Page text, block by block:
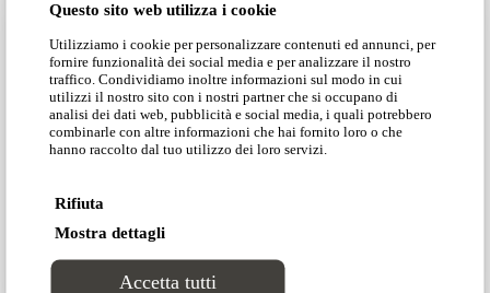
Questo sito web utilizza i cookie
Utilizziamo i cookie per personalizzare contenuti ed annunci, per
fornire funzionalità dei social media e per analizzare il nostro
traffico. Condividiamo inoltre informazioni sul modo in cui
utilizzi il nostro sito con i nostri partner che si occupano di
analisi dei dati web, pubblicità e social media, i quali potrebbero
combinarle con altre informazioni che hai fornito loro o che
hanno raccolto dal tuo utilizzo dei loro servizi.
Rifiuta
Mostra dettagli
Accetta tutti
Groove
Tracks
Sweet dreams
Domingo Salotti S.r.l. Str. della Romagna, 285 –
61121 Pesaro (PU) Italia
© Domingo | P. IVA 00165000415
Privacy Policy